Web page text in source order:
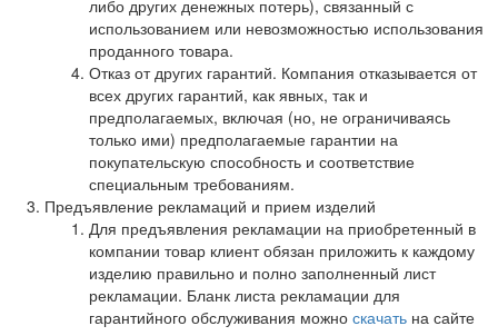
либо других денежных потерь), связанный с
использованием или невозможностью использования
проданного товара.
Отказ от других гарантий. Компания отказывается от
всех других гарантий, как явных, так и
предполагаемых, включая (но, не ограничиваясь
только ими) предполагаемые гарантии на
покупательскую способность и соответствие
специальным требованиям.
Предъявление рекламаций и прием изделий
Для предъявления рекламации на приобретенный в
компании товар клиент обязан приложить к каждому
изделию правильно и полно заполненный лист
рекламации. Бланк листа рекламации для
гарантийного обслуживания можно скачать на сайте